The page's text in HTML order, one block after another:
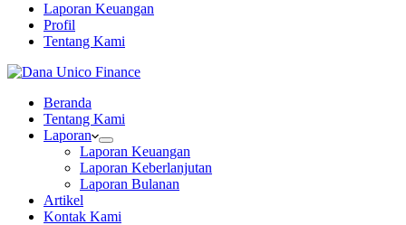
Laporan Keuangan
Profil
Tentang Kami
Beranda
Tentang Kami
Laporan
Laporan Keuangan
Laporan Keberlanjutan
Laporan Bulanan
Artikel
Kontak Kami